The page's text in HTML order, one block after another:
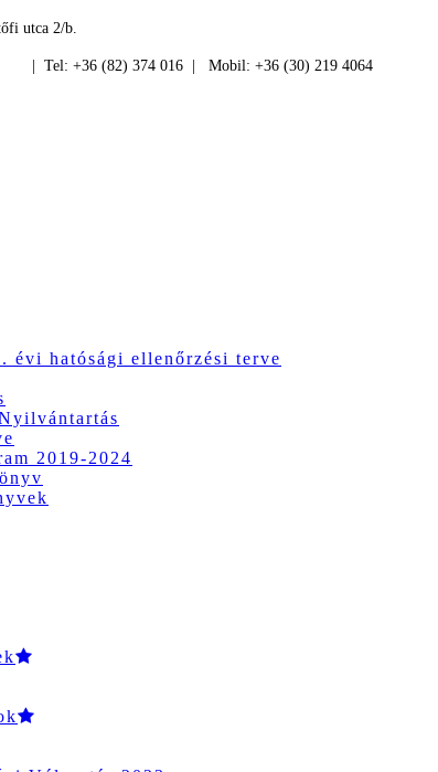
utca 2/b.
| Tel: +36 (82) 374 016 | Mobil: +36 (30) 219 4064
évi hatósági ellenőrzési terve
2019-2024